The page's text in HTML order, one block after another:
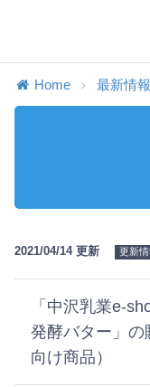
Home 最新情報
2021/04/14 更新 更新
「中沢乳業e-
発酵バター」の
向け商品）